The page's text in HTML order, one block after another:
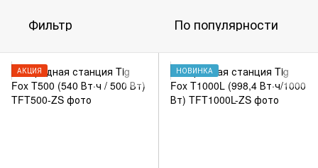
Фильтр По популярности
АКЦИЯ НОВИНКА